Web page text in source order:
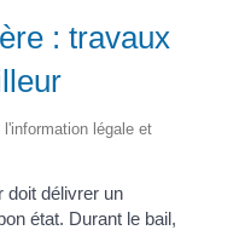
: travaux
légale et
doit délivrer un
état. Durant le bail,